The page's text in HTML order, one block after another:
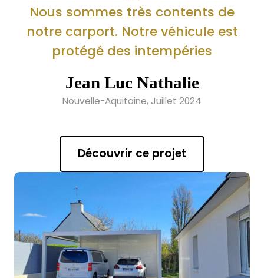
Nous sommes très contents de
notre carport. Notre véhicule est
protégé des intempéries
Jean Luc Nathalie
Nouvelle-Aquitaine, Juillet 2024
Découvrir ce projet